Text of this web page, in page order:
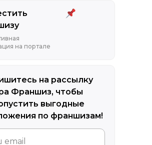
на рассылку
Франшиз, чтобы
выгодные
по франшизам!
на портале